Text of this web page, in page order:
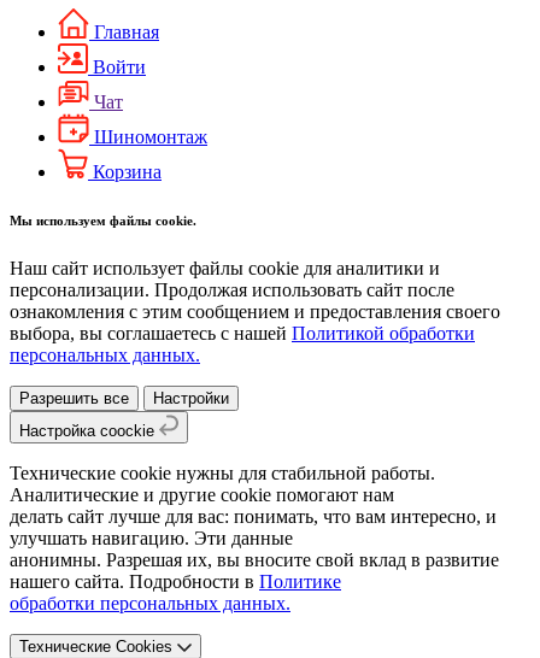
Главная
Войти
Чат
Шиномонтаж
Корзина
Мы используем файлы cookie.
Наш сайт использует файлы cookie для аналитики и
персонализации. Продолжая использовать сайт после
ознакомления с этим сообщением и предоставления своего
выбора, вы соглашаетесь с нашей Политикой обработки
персональных данных.
Разрешить все
Настройки
Настройка coockie
Технические cookie нужны для стабильной работы.
Аналитические и другие cookie помогают нам
делать сайт лучше для вас: понимать, что вам интересно, и
улучшать навигацию. Эти данные
анонимны. Разрешая их, вы вносите свой вклад в развитие
нашего сайта. Подробности в Политике
обработки персональных данных.
Технические Cookies